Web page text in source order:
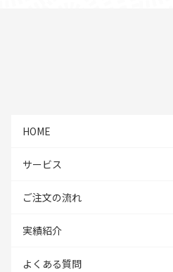
HOME
サービス
ご注文の流れ
実績紹介
よくある質問